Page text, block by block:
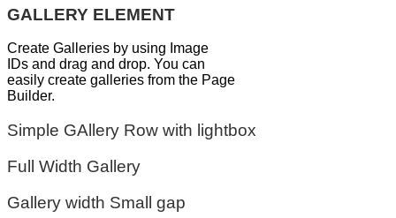
GALLERY ELEMENT
Create Galleries by using Image
IDs and drag and drop. You can
easily create galleries from the Page
Builder.
Simple GAllery Row with lightbox
Full Width Gallery
Gallery width Small gap